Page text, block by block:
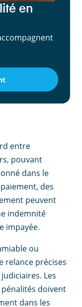
en
entre
pouvant
dans le
des
peuvent
indemnité
impayée.
ou
relance précises
Les
doivent
dans les